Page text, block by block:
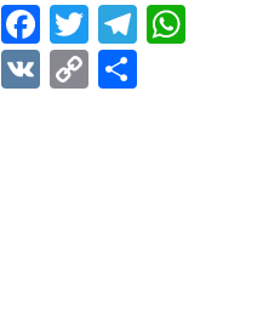
Facebook
Twitter
VK Copy